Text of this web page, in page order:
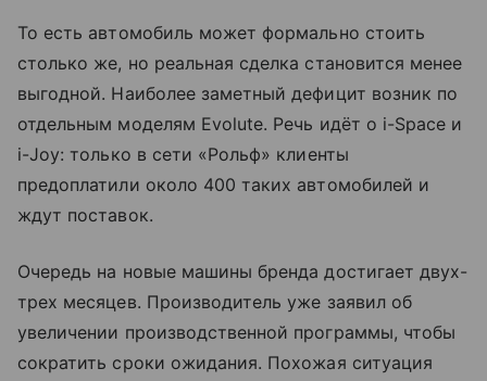
То есть автомобиль может формально стоить
столько же, но реальная сделка становится менее
выгодной. Наиболее заметный дефицит возник по
отдельным моделям Evolute. Речь идёт о i-Space и
i-Joy: только в сети «Рольф» клиенты
предоплатили около 400 таких автомобилей и
ждут поставок.
Очередь на новые машины бренда достигает двух-
трех месяцев. Производитель уже заявил об
увеличении производственной программы, чтобы
сократить сроки ожидания. Похожая ситуация